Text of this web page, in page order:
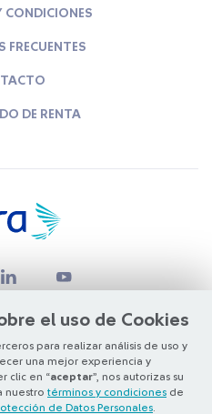
el uso de Cookies
para realizar análisis de uso y
una mejor experiencia y
clic en “aceptar”, nos autorizas su
nuestro términos y condiciones de
de Datos Personales
CONDICIONES
FRECUENTES
DE RENTA
SURA 2026